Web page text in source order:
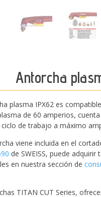
Antorcha
plasma IPX62 es
de 60 amperios,
de trabajo a máximo
viene incluida en el
de SWEISS, puede adquirir
en nuestra sección de
TITAN CUT Series,